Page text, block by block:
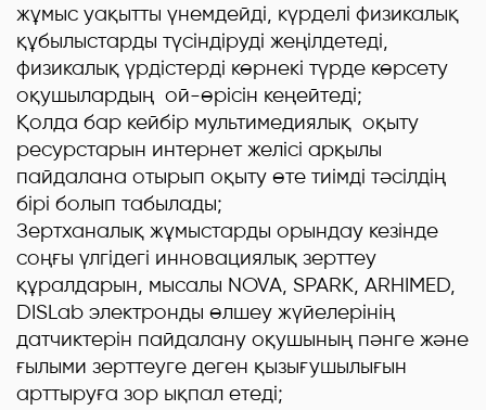
жұмыс уақытты үнемдейді, күрделі физикалық
құбылыстарды түсіндіруді жеңілдетеді,
физикалық үрдістерді көрнекі түрде көрсету
оқушылардың ой-өрісін кеңейтеді;
Қолда бар кейбір мультимедиялық оқыту
ресурстарын интернет желісі арқылы
пайдалана отырып оқыту өте тиімді тәсілдің
бірі болып табылады;
Зертханалық жұмыстарды орындау кезінде
соңғы үлгідегі инновациялық зерттеу
құралдарын, мысалы NOVA, SPARК, ARHIMED,
DISLab электронды өлшеу жүйелерінің
датчиктерін пайдалану оқушының пәнге және
ғылыми зерттеуге деген қызығушылығын
арттыруға зор ықпал етеді;